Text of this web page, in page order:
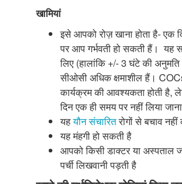
खामियां
इसे आपको रोज़ खाना होता है- एक
पर आप गर्भवती हो सकती हैं। यह
लिए (हालांकि +/- 3 घंटे की अनुमति
सीओसी अधिक क्षमाशील हैं।
कार्यक्रम की आवश्यकता होती है,
दिन एक ही समय पर नहीं लिया
यहयौन संचारितरोगों से बचाव नहीं
यह मंहगी हो सकती है
आपको किसी डाक्टर या अस्पताल
पर्ची लिखवानी पड़ती है